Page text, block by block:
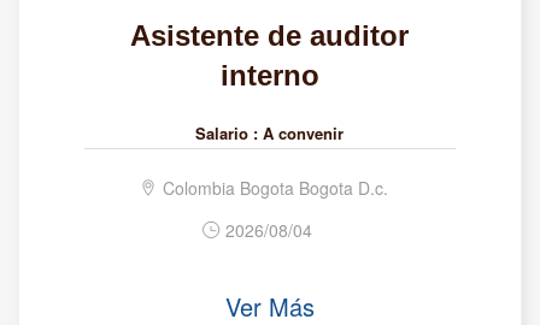
Asistente de auditor
interno
Salario : A convenir
Colombia Bogota Bogota D.c.
2026/08/04
Ver Más